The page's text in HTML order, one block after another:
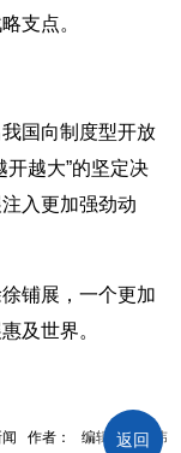
返回
支点。
国向制度型开放
开越大”的坚定决
入更加强劲动
铺展，一个更加
及世界。
闻 作者： 编辑：管鹏伟